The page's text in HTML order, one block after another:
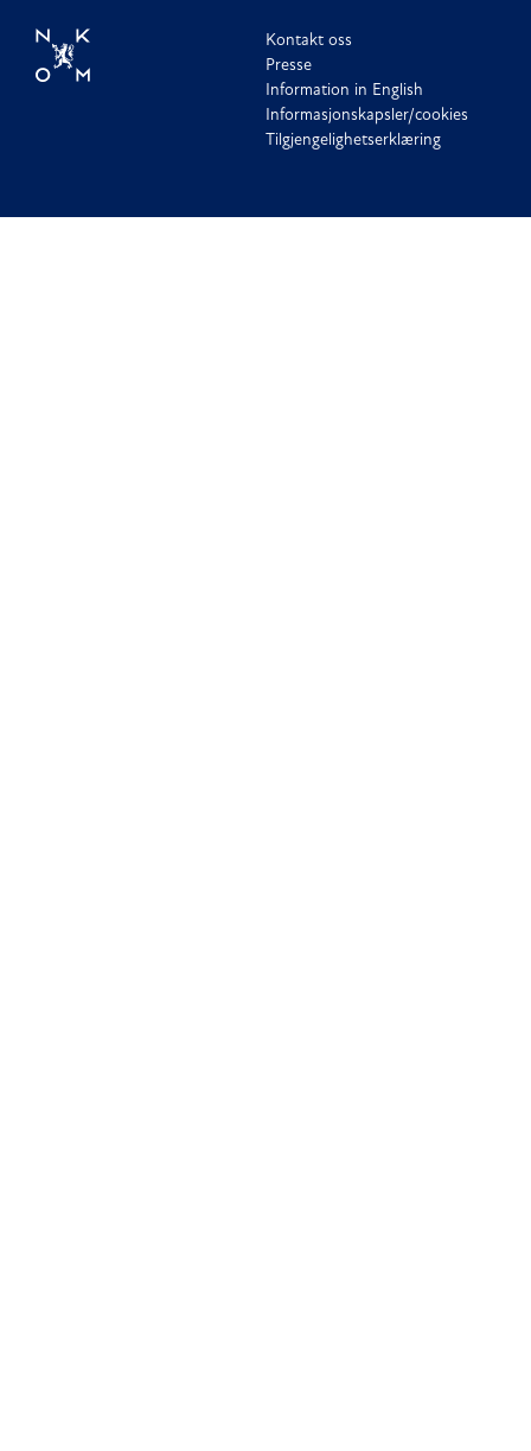
Kontakt oss
Presse
Information in English
Informasjonskapsler/cookies
Tilgjengelighetserklæring